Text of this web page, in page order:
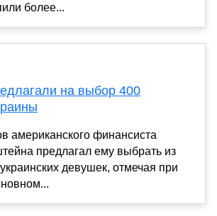
более...
на выбор 400
американского финансиста
предлагал ему выбрать из
девушек, отмечая при